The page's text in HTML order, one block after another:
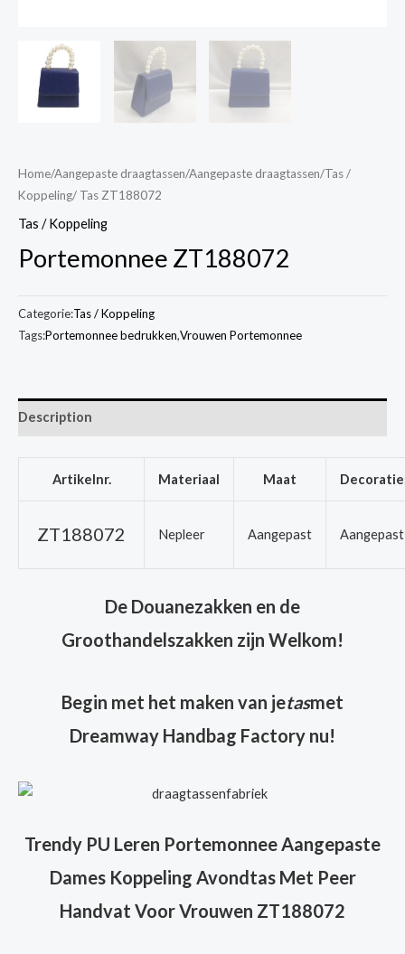
Home/Aangepaste draagtassen/Aangepaste draagtassen/Tas /
Koppeling/ Tas ZT188072
Tas / Koppeling
Portemonnee ZT188072
Categorie:Tas / Koppeling
Tags:Portemonnee bedrukken,Vrouwen Portemonnee
Description
Artikelnr. Materiaal Maat
ZT188072 Nepleer Aangepast Aangepast
De Douanezakken en de
Groothandelszakken zijn Welkom!
Begin met het maken van jetasmet
Dreamway Handbag Factory nu!
Trendy PU Leren Portemonnee Aangepaste
Dames Koppeling Avondtas Met Peer
Handvat Voor Vrouwen ZT188072